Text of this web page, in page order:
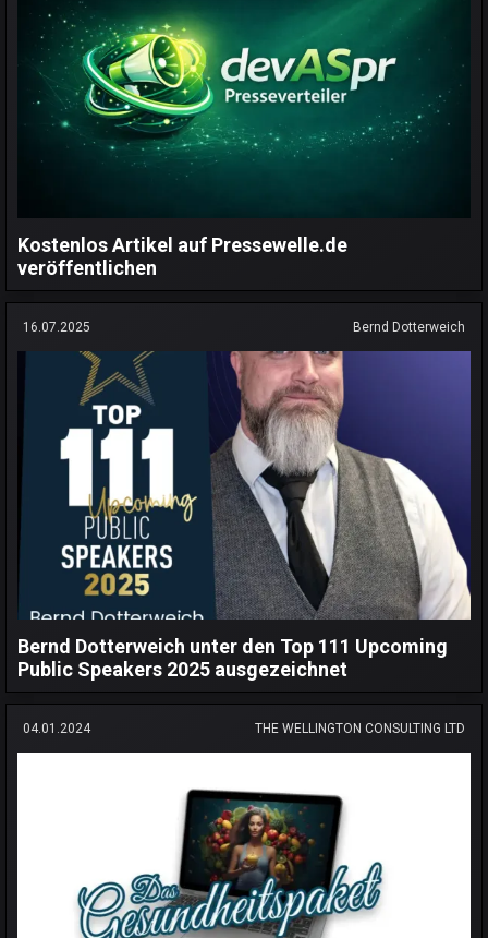
Kostenlos Artikel auf Pressewelle.de
veröffentlichen
16.07.2025 Bernd Dotterweich
Bernd Dotterweich unter den Top 111 Upcoming
Public Speakers 2025 ausgezeichnet
04.01.2024 THE WELLINGTON CONSULTING LTD